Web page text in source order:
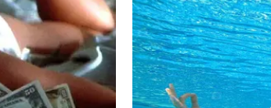
SUPPORT
This Daily To Keep Sugar Below
100